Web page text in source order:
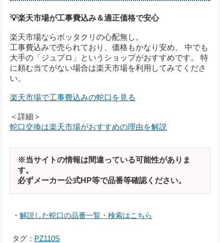
💡楽天市場が工事費込み＆適正価格で安心
楽天市場ならボッタクリの心配無し。
工事費込みで売られており、価格もかなり安め。 中でも
大手の「ジュプロ」というショップがおすすめです。 特
に頼む当てがない場合は楽天市場を利用してみてくださ
い。
楽天市場で工事費込みの蛇口を見る
＜詳細＞
蛇口交換は楽天市場がおすすめの理由を解説
※当サイトの情報は間違っている可能性がありま
す。
必ずメーカー公式HP等で品番等確認ください。
・ 解説した蛇口の品番一覧・検索はこちら
タグ： PZ110S